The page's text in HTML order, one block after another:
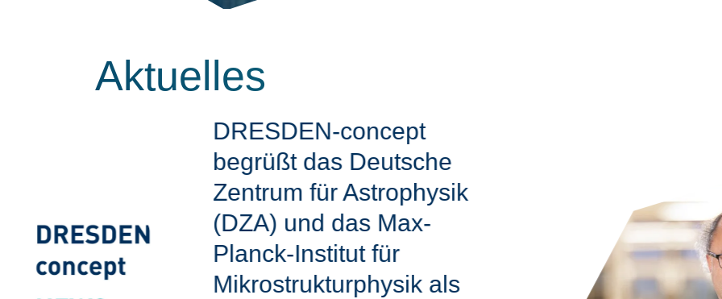
Aktuelles
DRESDEN-concept
begrüßt das Deutsche
Zentrum für Astrophysik
(DZA) und das Max-
Planck-Institut für
Mikrostrukturphysik als